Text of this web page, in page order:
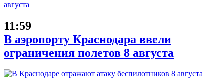
11:59
В аэропорту Краснодара ввели
ограничения полетов 8 августа